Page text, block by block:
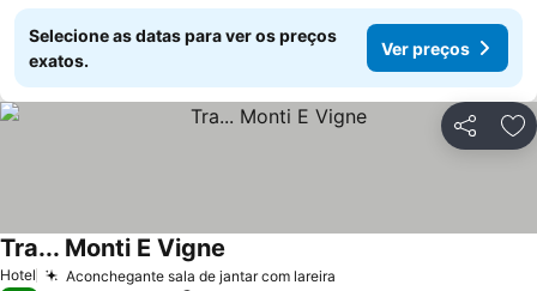
Selecione as datas para ver os preços
exatos.
Ver preços
Partilhar
Hotel Aconchegante sala de jantar com lareira
Tra... Monti E Vigne